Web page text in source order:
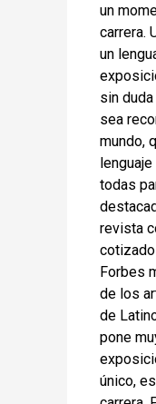
un
carrera.
un
sin
sea
mundo,
todas
revista
Forbes
de los
de
pone
único,